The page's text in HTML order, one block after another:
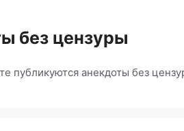
без цензуры
публикуются анекдоты без